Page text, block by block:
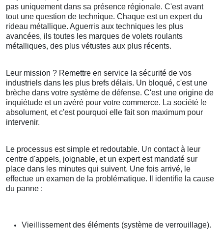
pas uniquement dans sa présence régionale. C'est avant
tout une question de technique. Chaque est un expert du
rideau métallique. Aguerris aux techniques les plus
avancées, ils toutes les marques de volets roulants
métalliques, des plus vétustes aux plus récents.
Leur mission ? Remettre en service la sécurité de vos
industriels dans les plus brefs délais. Un bloqué, c'est une
brèche dans votre système de défense. C'est une origine de
inquiétude et un avéré pour votre commerce. La société le
absolument, et c'est pourquoi elle fait son maximum pour
intervenir.
Le processus est simple et redoutable. Un contact à leur
centre d'appels, joignable, et un expert est mandaté sur
place dans les minutes qui suivent. Une fois arrivé, le
effectue un examen de la problématique. Il identifie la cause
du panne :
Vieillissement des éléments (système de verrouillage).